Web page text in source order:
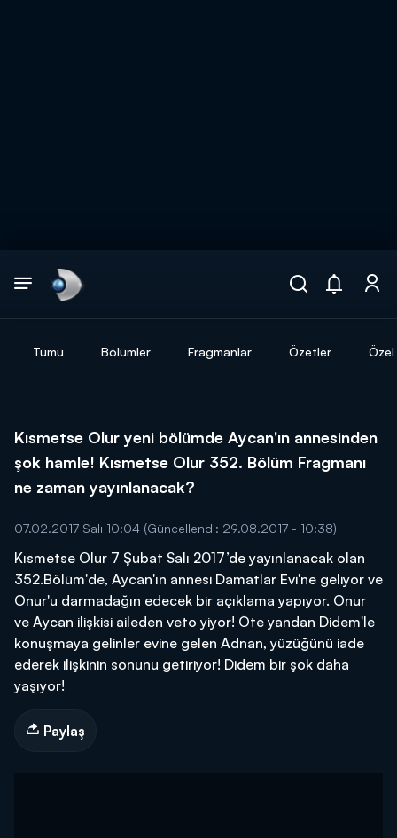
Tümü Bölümler Fragmanlar Özetler
Kısmetse Olur yeni bölümde Aycan'ın annesinden
şok hamle! Kısmetse Olur 352. Bölüm Fragmanı
ne zaman yayınlanacak?
07.02.2017 Salı 10:04 (Güncellendi: 29.08.2017 - 10:38)
Kısmetse Olur 7 Şubat Salı 2017’de yayınlanacak olan
352.Bölüm'de, Aycan'ın annesi Damatlar Evi'ne geliyor ve
Onur'u darmadağın edecek bir açıklama yapıyor. Onur
ve Aycan ilişkisi aileden veto yiyor! Öte yandan Didem'le
konuşmaya gelinler evine gelen Adnan, yüzüğünü iade
ederek ilişkinin sonunu getiriyor! Didem bir şok daha
yaşıyor!
Paylaş